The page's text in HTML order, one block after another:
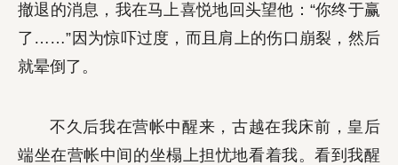
撤退的消息，我在马上喜悦地回头望他：“你终于赢
了……”因为惊吓过度，而且肩上的伤口崩裂，然后
就晕倒了。
不久后我在营帐中醒来，古越在我床前，皇后
端坐在营帐中间的坐榻上担忧地看着我。看到我醒